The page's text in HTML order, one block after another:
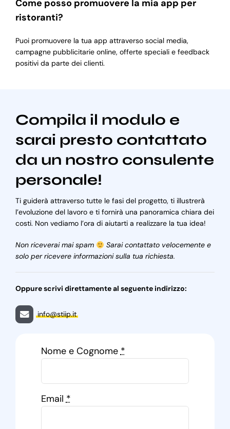
Come posso promuovere la mia app per
ristoranti?
Puoi promuovere la tua app attraverso social media,
campagne pubblicitarie online, offerte speciali e feedback
positivi da parte dei clienti.
Compila il modulo e
sarai presto contattato
da un nostro consulente
personale!
Ti guiderà attraverso tutte le fasi del progetto, ti illustrerà
l’evoluzione del lavoro e ti fornirà una panoramica chiara dei
costi. Non vediamo l’ora di aiutarti a realizzare la tua idea!
Non riceverai mai spam
Sarai contattato velocemente e
solo per ricevere informazioni sulla tua richiesta.
Oppure scrivi direttamente al seguente indirizzo:
info@stiip.it
Nome e Cognome*
Email*